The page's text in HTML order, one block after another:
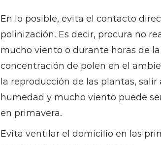
En lo posible, evita el contacto
polinización. Es decir, procura no
mucho viento o durante horas de
concentración de polen en el
la reproducción de las plantas,
humedad y mucho viento puede
en primavera.
Evita ventilar el domicilio en las